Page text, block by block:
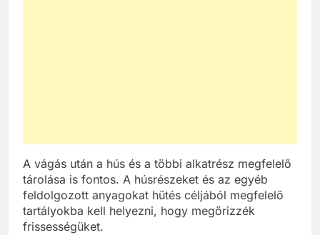
A vágás után a hús és a többi alkatrész megfelelő
tárolása is fontos. A húsrészeket és az egyéb
feldolgozott anyagokat hűtés céljából megfelelő
tartályokba kell helyezni, hogy megőrizzék
frissességüket.